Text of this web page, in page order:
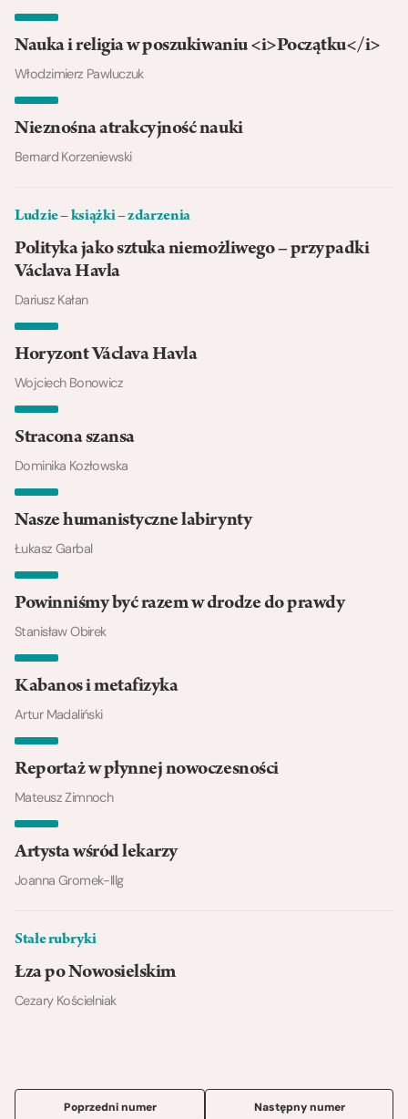
Nauka i religia w poszukiwaniu <i>Początku</i>
Włodzimierz Pawluczuk
Nieznośna atrakcyjność nauki
Bernard Korzeniewski
Ludzie – książki – zdarzenia
Polityka jako sztuka niemożliwego – przypadki
Václava Havla
Dariusz Kałan
Horyzont Václava Havla
Wojciech Bonowicz
Stracona szansa
Dominika Kozłowska
Nasze humanistyczne labirynty
Łukasz Garbal
Powinniśmy być razem w drodze do prawdy
Stanisław Obirek
Kabanos i metafizyka
Artur Madaliński
Reportaż w płynnej nowoczesności
Mateusz Zimnoch
Artysta wśród lekarzy
Joanna Gromek-Illg
Stałe rubryki
Łza po Nowosielskim
Cezary Kościelniak
Poprzedni numer Następny numer